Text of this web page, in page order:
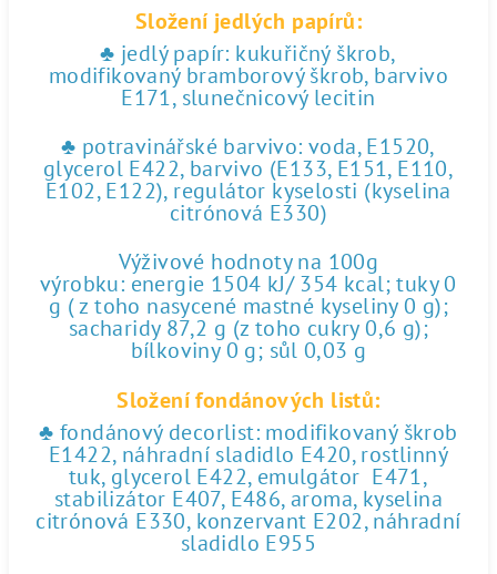
Složení jedlých papírů:
♣ jedlý papír: kukuřičný škrob,
modifikovaný bramborový škrob, barvivo
E171, slunečnicový lecitin
♣ potravinářské barvivo: voda, E1520,
glycerol E422, barvivo (E133, E151, E110,
E102, E122), regulátor kyselosti (kyselina
citrónová E330)
Výživové hodnoty na 100g
výrobku: energie 1504 kJ/ 354 kcal; tuky 0
g ( z toho nasycené mastné kyseliny 0 g);
sacharidy 87,2 g (z toho cukry 0,6 g);
bílkoviny 0 g; sůl 0,03 g
Složení fondánových listů:
♣ fondánový decorlist: modifikovaný škrob
E1422, náhradní sladidlo E420, rostlinný
tuk, glycerol E422, emulgátor E471,
stabilizátor E407, E486, aroma, kyselina
citrónová E330, konzervant E202, náhradní
sladidlo E955